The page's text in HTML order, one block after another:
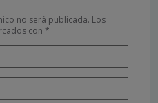
no será publicada. Los
con *